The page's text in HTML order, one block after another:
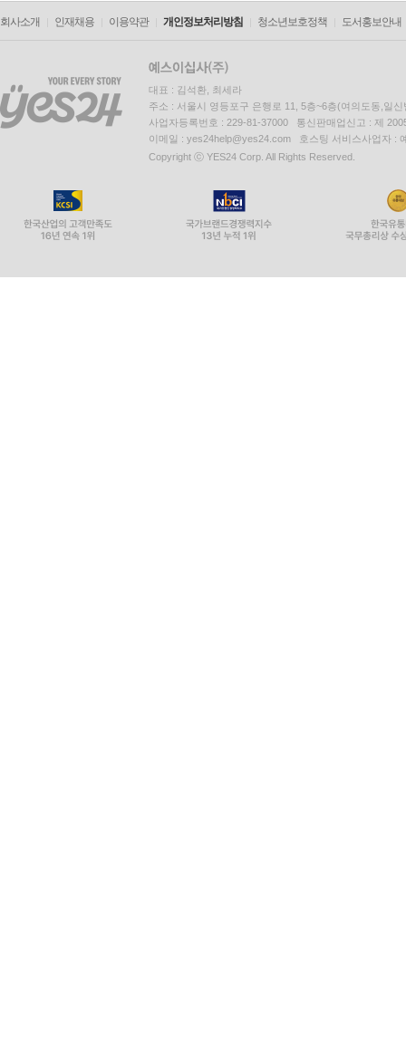
회사소개 인재채용 이용약관 개인정보처리방침 청소년보호정책 도서홍보안내
대표 : 김석환, 최세라
주소 : 서울시 영등포구 은행로 11, 5층~6층(여의도동,일신
사업자등록번호 : 229-81-37000 통신판매업신고 : 제
이메일 : yes24help@yes24.com 호스팅 서비스사업자 :
Copyright ⓒ YES24 Corp. All Rights Reserved.